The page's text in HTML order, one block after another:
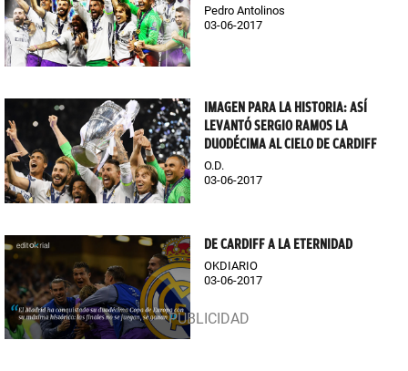
Pedro Antolinos
03-06-2017
IMAGEN PARA LA HISTORIA: ASÍ
LEVANTÓ SERGIO RAMOS LA
DUODÉCIMA AL CIELO DE CARDIFF
O.D.
03-06-2017
DE CARDIFF A LA ETERNIDAD
OKDIARIO
03-06-2017